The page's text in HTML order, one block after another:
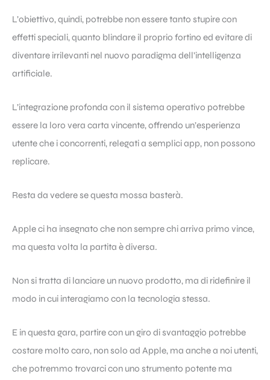
L’obiettivo, quindi, potrebbe non essere tanto stupire con
effetti speciali, quanto blindare il proprio fortino ed evitare di
diventare irrilevanti nel nuovo paradigma dell’intelligenza
artificiale.
L’integrazione profonda con il sistema operativo potrebbe
essere la loro vera carta vincente, offrendo un’esperienza
utente che i concorrenti, relegati a semplici app, non possono
replicare.
Resta da vedere se questa mossa basterà.
Apple ci ha insegnato che non sempre chi arriva primo vince,
ma questa volta la partita è diversa.
Non si tratta di lanciare un nuovo prodotto, ma di ridefinire il
modo in cui interagiamo con la tecnologia stessa.
E in questa gara, partire con un giro di svantaggio potrebbe
costare molto caro, non solo ad Apple, ma anche a noi utenti,
che potremmo trovarci con uno strumento potente ma